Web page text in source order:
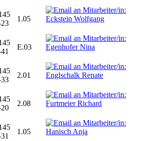
1.05
E.03
2.01
2.08
1.05